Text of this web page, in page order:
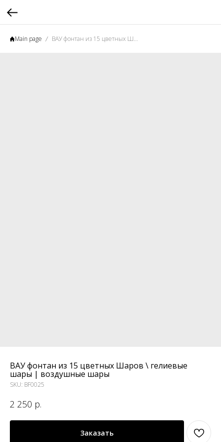
Main page ВАУ фонтан из 15 цветных Шаров \ гелиевые шары | воздушные шары
ВАУ фонтан из 15 цветных Шаров \ гелиевые
шары | воздушные шары
SKU: BF0025
2 250 р.
Заказать